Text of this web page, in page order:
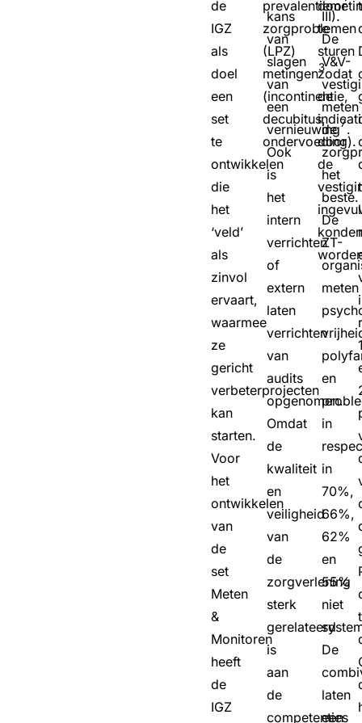
de
IGZ
als
doel
een
set
te
ontwikkelen
die
het
‘veld’
als
zinvol
ervaart,
waarmee
ze
gericht
verbeterprojecten
kan
starten.
Voor
het
ontwikkelen
van
de
set
Meten
&
Monitoren
heeft
de
IGZ
zorgproblemen
(LPZ)
metingen3
(incontinentie,
decubitus,
ondervoeding).
kans
van
slagen
van
een
vernieuwing7.
Ook
is
het
intern
verrichten
of
extern
laten
verrichten
van
audits
opgenomen.
Omdat
de
kwaliteit
en
veiligheid
van
de
zorgverlening
sterk
gerelateerd
is
aan
de
competenties
door
te
sturen
zodat
de
door
de
III).
De
V&V-
meten
de
het
beste.
De
ZT-
meten
en
in
in
70%,
66%,
62%
en
55%
niet
De
laten
een